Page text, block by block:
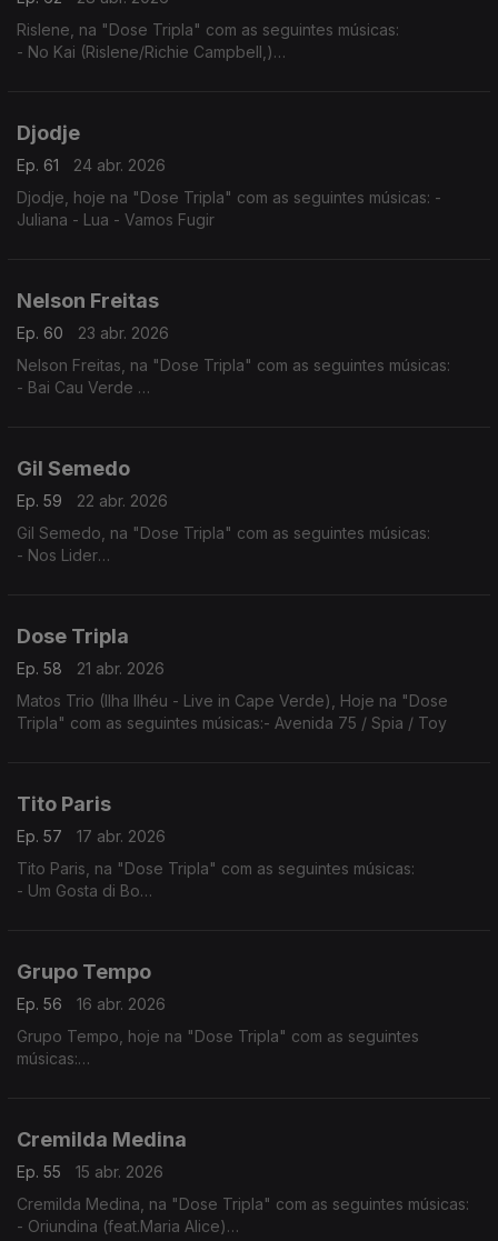
Rislene, na "Dose Tripla" com as seguintes músicas:
- No Kai (Rislene/Richie Campbell,)
Djodje
Ep. 61
24 abr. 2026
Djodje, hoje na "Dose Tripla" com as seguintes músicas: -
Juliana - Lua - Vamos Fugir
Nelson Freitas
Ep. 60
23 abr. 2026
Nelson Freitas, na "Dose Tripla" com as seguintes músicas:
- Bai Cau Verde
Gil Semedo
Ep. 59
22 abr. 2026
Gil Semedo, na "Dose Tripla" com as seguintes músicas:
- Nos Lider
Dose Tripla
Ep. 58
21 abr. 2026
Matos Trio (Ilha Ilhéu - Live in Cape Verde), Hoje na "Dose
Tripla" com as seguintes músicas:- Avenida 75 / Spia / Toy
Tito Paris
Ep. 57
17 abr. 2026
Tito Paris, na "Dose Tripla" com as seguintes músicas:
- Um Gosta di Bo
Grupo Tempo
Ep. 56
16 abr. 2026
Grupo Tempo, hoje na "Dose Tripla" com as seguintes
músicas:
Cremilda Medina
Ep. 55
15 abr. 2026
Cremilda Medina, na "Dose Tripla" com as seguintes músicas:
- Oriundina (feat.Maria Alice)